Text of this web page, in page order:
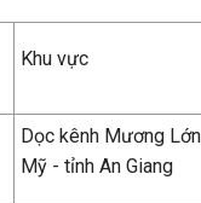
Khu vực
Dọc kênh Mương
Mỹ - tỉnh An Giang